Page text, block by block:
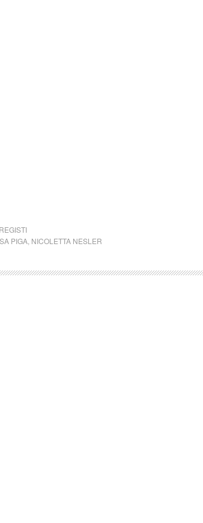
REGISTI
PIGA NICOLETTA NESLER